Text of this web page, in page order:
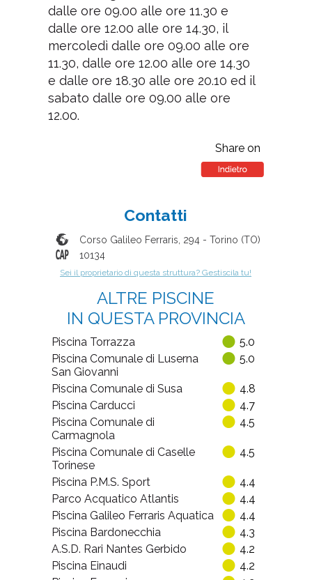
della propria vasca a tutti coloro
che desiderano praticare anche
nuoto libero, nei seguenti orari: il
martedì, il giovedì ed il venerdì
dalle ore 09.00 alle ore 11.30 e
dalle ore 12.00 alle ore 14.30, il
mercoledì dalle ore 09.00 alle ore
e dalle ore 18.30 alle ore 20.10 ed il
sabato dalle ore 09.00 alle ore
Contatti
10134
Sei il proprietario di questa struttura? Gestiscila tu!
ALTRE PISCINE
IN QUESTA PROVINCIA
Piscina Torrazza
5.0
Piscina Comunale di Luserna
San Giovanni
5.0
Piscina Comunale di Susa
4.8
Piscina Carducci
Piscina Comunale di
Carmagnola
4.5
Piscina Comunale di Caselle
Torinese
4.5
Piscina P.M.S. Sport
4.4
Parco Acquatico Atlantis
4.4